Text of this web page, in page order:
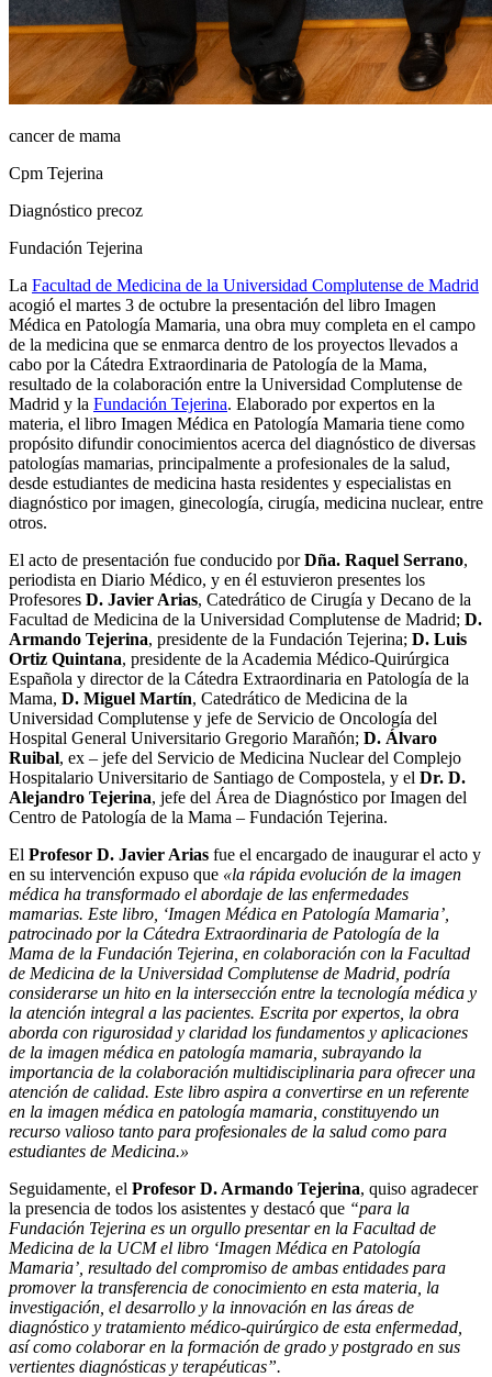
cancer de mama
Cpm Tejerina
Diagnóstico precoz
Fundación Tejerina
La Facultad de Medicina de la Universidad Complutense de Madrid
acogió el martes 3 de octubre la presentación del libro Imagen
Médica en Patología Mamaria, una obra muy completa en el campo
de la medicina que se enmarca dentro de los proyectos llevados a
cabo por la Cátedra Extraordinaria de Patología de la Mama,
resultado de la colaboración entre la Universidad Complutense de
Madrid y la Fundación Tejerina. Elaborado por expertos en la
materia, el libro Imagen Médica en Patología Mamaria tiene como
propósito difundir conocimientos acerca del diagnóstico de diversas
patologías mamarias, principalmente a profesionales de la salud,
desde estudiantes de medicina hasta residentes y especialistas en
diagnóstico por imagen, ginecología, cirugía, medicina nuclear, entre
otros.
El acto de presentación fue conducido porDña. Raquel Serrano,
periodista en Diario Médico, y en él estuvieron presentes los
Profesores D. Javier Arias, Catedrático de Cirugía y Decano de la
Facultad de Medicina de la Universidad Complutense de Madrid; D.
Armando Tejerina, presidente de la Fundación Tejerina; D. Luis
Ortiz Quintana, presidente de la Academia Médico-Quirúrgica
Española y director de la Cátedra Extraordinaria en Patología de la
Mama, D. Miguel Martín, Catedrático de Medicina de la
Universidad Complutense y jefe de Servicio de Oncología del
Hospital General Universitario Gregorio Marañón; D. Álvaro
Ruibal, ex – jefe del Servicio de Medicina Nuclear del Complejo
Hospitalario Universitario de Santiago de Compostela, y el Dr. D.
Alejandro Tejerina, jefe del Área de Diagnóstico por Imagen del
Centro de Patología de la Mama – Fundación Tejerina.
El Profesor D. Javier Arias fue el encargado de inaugurar el acto y
en su intervención expuso que «la rápida evolución de la imagen
médica ha transformado el abordaje de las enfermedades
mamarias. Este libro, ‘Imagen Médica en Patología Mamaria’,
patrocinado por la Cátedra Extraordinaria de Patología de la
Mama de la Fundación Tejerina, en colaboración con la Facultad
de Medicina de la Universidad Complutense de Madrid, podría
considerarse un hito en la intersección entre la tecnología médica y
la atención integral a las pacientes. Escrita por expertos, la obra
aborda con rigurosidad y claridad los fundamentos y aplicaciones
de la imagen médica en patología mamaria, subrayando la
importancia de la colaboración multidisciplinaria para ofrecer una
atención de calidad. Este libro aspira a convertirse en un referente
en la imagen médica en patología mamaria, constituyendo un
recurso valioso tanto para profesionales de la salud como para
estudiantes de Medicina.»
Seguidamente, el Profesor D. Armando Tejerina, quiso agradecer
la presencia de todos los asistentes y destacó que “para la
Fundación Tejerina es un orgullo presentar en la Facultad de
Medicina de la UCM el libro ‘Imagen Médica en Patología
Mamaria’ , resultado del compromiso de ambas entidades para
promover la transferencia de conocimiento en esta materia, la
investigación, el desarrollo y la innovación en las áreas de
diagnóstico y tratamiento médico-quirúrgico de esta enfermedad,
así como colaborar en la formación de grado y postgrado en sus
vertientes diagnósticas y terapéuticas”.